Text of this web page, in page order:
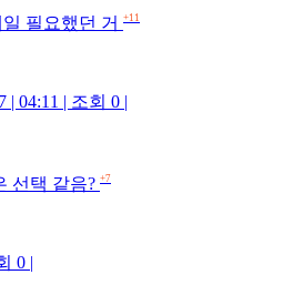
필요했던 거 +11
| 04:11 | 조회 0 |
선택 같음? +7
0 |